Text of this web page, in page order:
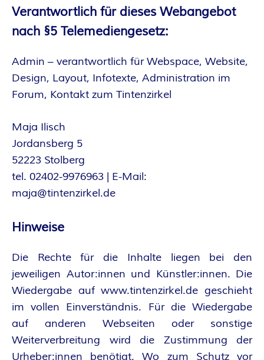
N
Z
I
R
K
E
L
–
D
E
R
F
Verantwortlich für dieses Webangebot
nach §5 Telemediengesetz:
Admin – verantwortlich für Webspace, Website,
Design, Layout, Infotexte, Administration im
Forum, Kontakt zum Tintenzirkel
Maja Ilisch
Jordansberg 5
52223 Stolberg
tel. 02402-9976963 | E-Mail:
maja@tintenzirkel.de
Hinweise
Die Rechte für die Inhalte liegen bei den
jeweiligen Autor:innen und Künstler:innen. Die
Wiedergabe auf www.tintenzirkel.de geschieht
im vollen Einverständnis. Für die Wiedergabe
auf anderen Webseiten oder sonstige
Weiterverbreitung wird die Zustimmung der
Urheber:innen benötigt. Wo zum Schutz vor